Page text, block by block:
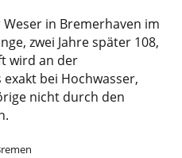
in Bremerhaven im
zwei Jahre später 108,
wird an der
bei Hochwasser,
nicht durch den